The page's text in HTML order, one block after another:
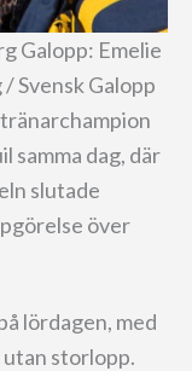
Galopp: Emelie
Svensk Galopp
samma dag, där
slutade
över
lördagen, med
storlopp.